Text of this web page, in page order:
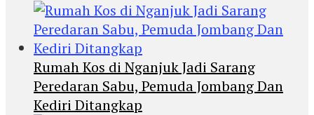
Rumah Kos di Nganjuk Jadi Sarang
Peredaran Sabu, Pemuda Jombang Dan
Kediri Ditangkap